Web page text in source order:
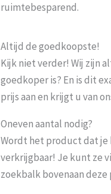
ruimtebesparend.
Altijd de goedkoopste!
Kijk niet verder! Wij zijn
goedkoper is? En is dit
prijs aan en krijgt u van
Oneven aantal nodig?
Wordt het product dat je
verkrijgbaar! Je kunt ze
zoekbalk bovenaan deze